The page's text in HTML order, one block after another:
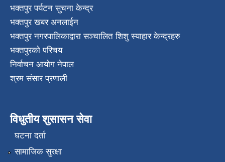
भक्तपुर पर्यटन सुचना केन्द्र
भक्तपुर खबर अनलाईन
भक्तपुर नगरपालिकाद्वारा सञ्चालित शिशु स्याहार केन्द्रहरु
भक्तपुरकाे परिचय
निर्वाचन आयोग नेपाल
श्रम संसार प्रणाली
विधुतीय शुसासन सेवा
घटना दर्ता
सामाजिक सुरक्षा